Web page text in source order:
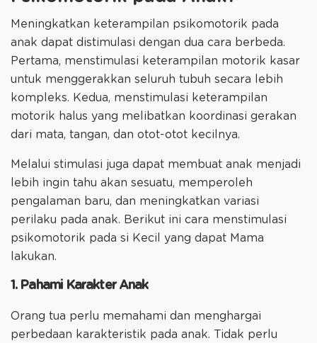
Meningkatkan keterampilan psikomotorik pada
anak dapat distimulasi dengan dua cara berbeda.
Pertama, menstimulasi keterampilan motorik kasar
untuk menggerakkan seluruh tubuh secara lebih
kompleks. Kedua, menstimulasi keterampilan
motorik halus yang melibatkan koordinasi gerakan
dari mata, tangan, dan otot-otot kecilnya.
Melalui stimulasi juga dapat membuat anak menjadi
lebih ingin tahu akan sesuatu, memperoleh
pengalaman baru, dan meningkatkan variasi
perilaku pada anak. Berikut ini cara menstimulasi
psikomotorik pada si Kecil yang dapat Mama
lakukan.
1. Pahami Karakter Anak
Orang tua perlu memahami dan menghargai
perbedaan karakteristik pada anak. Tidak perlu